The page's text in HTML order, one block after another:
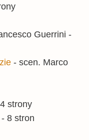
Guerrini -
- scen. Marco
strony
- 8 stron